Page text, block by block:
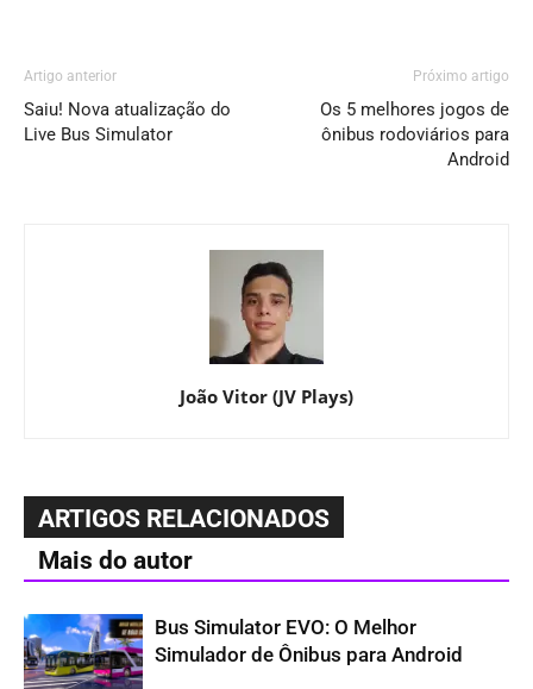
Artigo anterior
Saiu! Nova atualização do
Live Bus Simulator
Próximo artigo
Os 5 melhores jogos de
ônibus rodoviários para
Android
João Vitor (JV Plays)
ARTIGOS RELACIONADOS
Mais do autor
Bus Simulator EVO: O Melhor
Simulador de Ônibus para Android